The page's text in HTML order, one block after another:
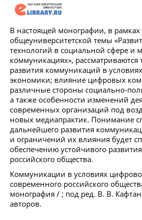
В настоящей монографии, в рамках
общеуниверситетской темы
технологий в социальной сфере и
коммуникациях», рассматриваются
развития коммуникаций в
экономики; влияние цифровых
различные стороны социально-
а также особенности изменений
современных организаций под
новых медиапрактик. Понимание
дальнейшего развития
и ограничений их влияния будет
обеспечению устойчивого
российского общества.
Коммуникации в условиях
современного российского
монография / ; под ред. В. В.
авторов.